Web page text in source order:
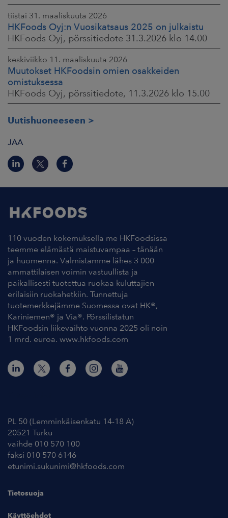
tiistai 31. maaliskuuta 2026
HKFoods Oyj:n Vuosikatsaus 2025 on julkaistu
HKFoods Oyj, pörssitiedote 31.3.2026 klo 14.00
keskiviikko 11. maaliskuuta 2026
Muutokset HKFoodsin omien osakkeiden
omistuksessa
HKFoods Oyj, pörssitiedote, 11.3.2026 klo 15.00
Uutishuoneeseen
JAA
110 vuoden kokemuksella me HKFoodsissa
teemme elämästä maistuvampaa – tänään
ja huomenna. Valmistamme lähes 3 000
ammattilaisen voimin vastuullista ja
paikallisesti tuotettua ruokaa kuluttajien
erilaisiin ruokahetkiin. Tunnettuja
tuotemerkkejämme Suomessa ovat HK®,
Kariniemen® ja Via®. Pörssilistatun
HKFoodsin liikevaihto vuonna 2025 oli noin
1 mrd. euroa. www.hkfoods.com
PL 50 (Lemminkäisenkatu 14-18 A)
20521 Turku
vaihde 010 570 100
faksi 010 570 6146
etunimi.sukunimi@hkfoods.com
Tietosuoja
Käyttöehdot